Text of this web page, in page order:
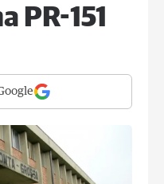
PR-151